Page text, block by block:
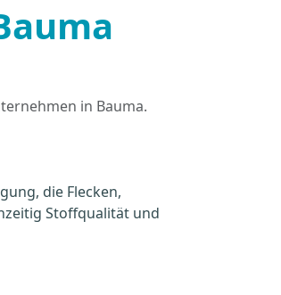
in Bauma.
die Flecken,
Stoffqualität und